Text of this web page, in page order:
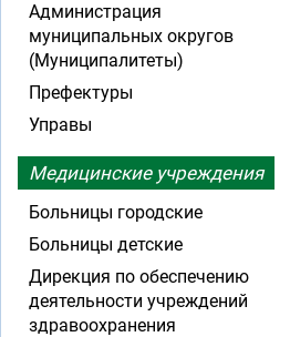
Администрация
муниципальных округов
(Муниципалитеты)
Префектуры
Управы
Медицинские учреждения
Больницы городские
Больницы детские
Дирекция по обеспечению
деятельности учреждений
здравоохранения